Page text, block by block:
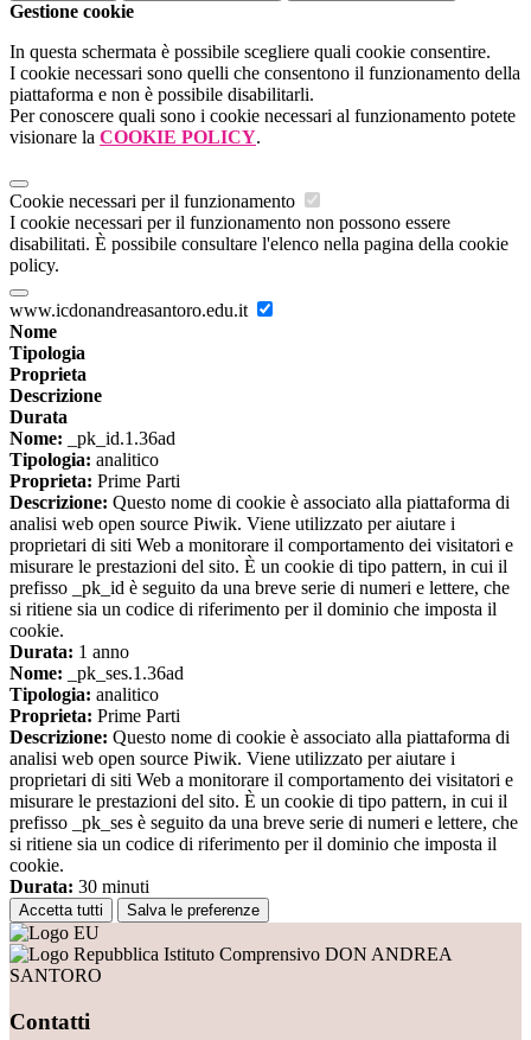
Gestione cookie
In questa schermata è possibile scegliere quali cookie consentire.
I cookie necessari sono quelli che consentono il funzionamento della
piattaforma e non è possibile disabilitarli.
Per conoscere quali sono i cookie necessari al funzionamento potete
visionare la COOKIE POLICY.
Cookie necessari per il funzionamento
I cookie necessari per il funzionamento non possono essere
disabilitati. È possibile consultare l'elenco nella pagina della cookie
policy.
www.icdonandreasantoro.edu.it
Nome
Tipologia
Proprieta
Descrizione
Durata
Nome: _pk_id.1.36ad
Tipologia: analitico
Proprieta: Prime Parti
Descrizione: Questo nome di cookie è associato alla piattaforma di
analisi web open source Piwik. Viene utilizzato per aiutare i
proprietari di siti Web a monitorare il comportamento dei visitatori e
misurare le prestazioni del sito. È un cookie di tipo pattern, in cui il
prefisso _pk_id è seguito da una breve serie di numeri e lettere, che
si ritiene sia un codice di riferimento per il dominio che imposta il
cookie.
Durata: 1 anno
Nome: _pk_ses.1.36ad
Tipologia: analitico
Proprieta: Prime Parti
Descrizione: Questo nome di cookie è associato alla piattaforma di
analisi web open source Piwik. Viene utilizzato per aiutare i
proprietari di siti Web a monitorare il comportamento dei visitatori e
misurare le prestazioni del sito. È un cookie di tipo pattern, in cui il
prefisso _pk_ses è seguito da una breve serie di numeri e lettere, che
si ritiene sia un codice di riferimento per il dominio che imposta il
cookie.
Durata: 30 minuti
Accetta tutti Salva le preferenze
Istituto Comprensivo DON ANDREA
SANTORO
Contatti